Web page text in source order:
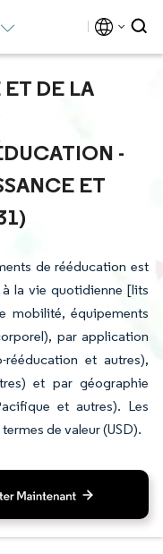
DE LA
-
ET
de rééducation est
la vie quotidienne [lits
mobilité, équipements
par application
rééducation et autres),
et par géographie
et autres). Les
de valeur (USD).